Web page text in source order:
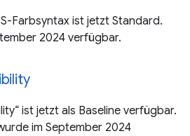
Farbsyntax ist jetzt Standard.
2024 verfügbar.
ist jetzt als Baseline verfügbar.
im September 2024